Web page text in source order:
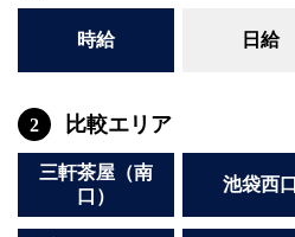
時給 日給
2 比較エリア
三軒茶屋（南
口）
池袋西口
武蔵小杉
橋本
関内・馬車道・日ノ出町
元住吉
戸塚
大船
相模原
厚木
横須賀